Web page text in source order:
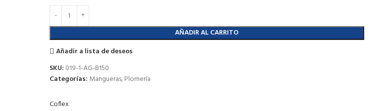
AÑADIR AL CARRITO
Añadir a lista de deseos
SKU: 019-1-AG-B150
Categorías: Mangueras,Plomería
Coflex